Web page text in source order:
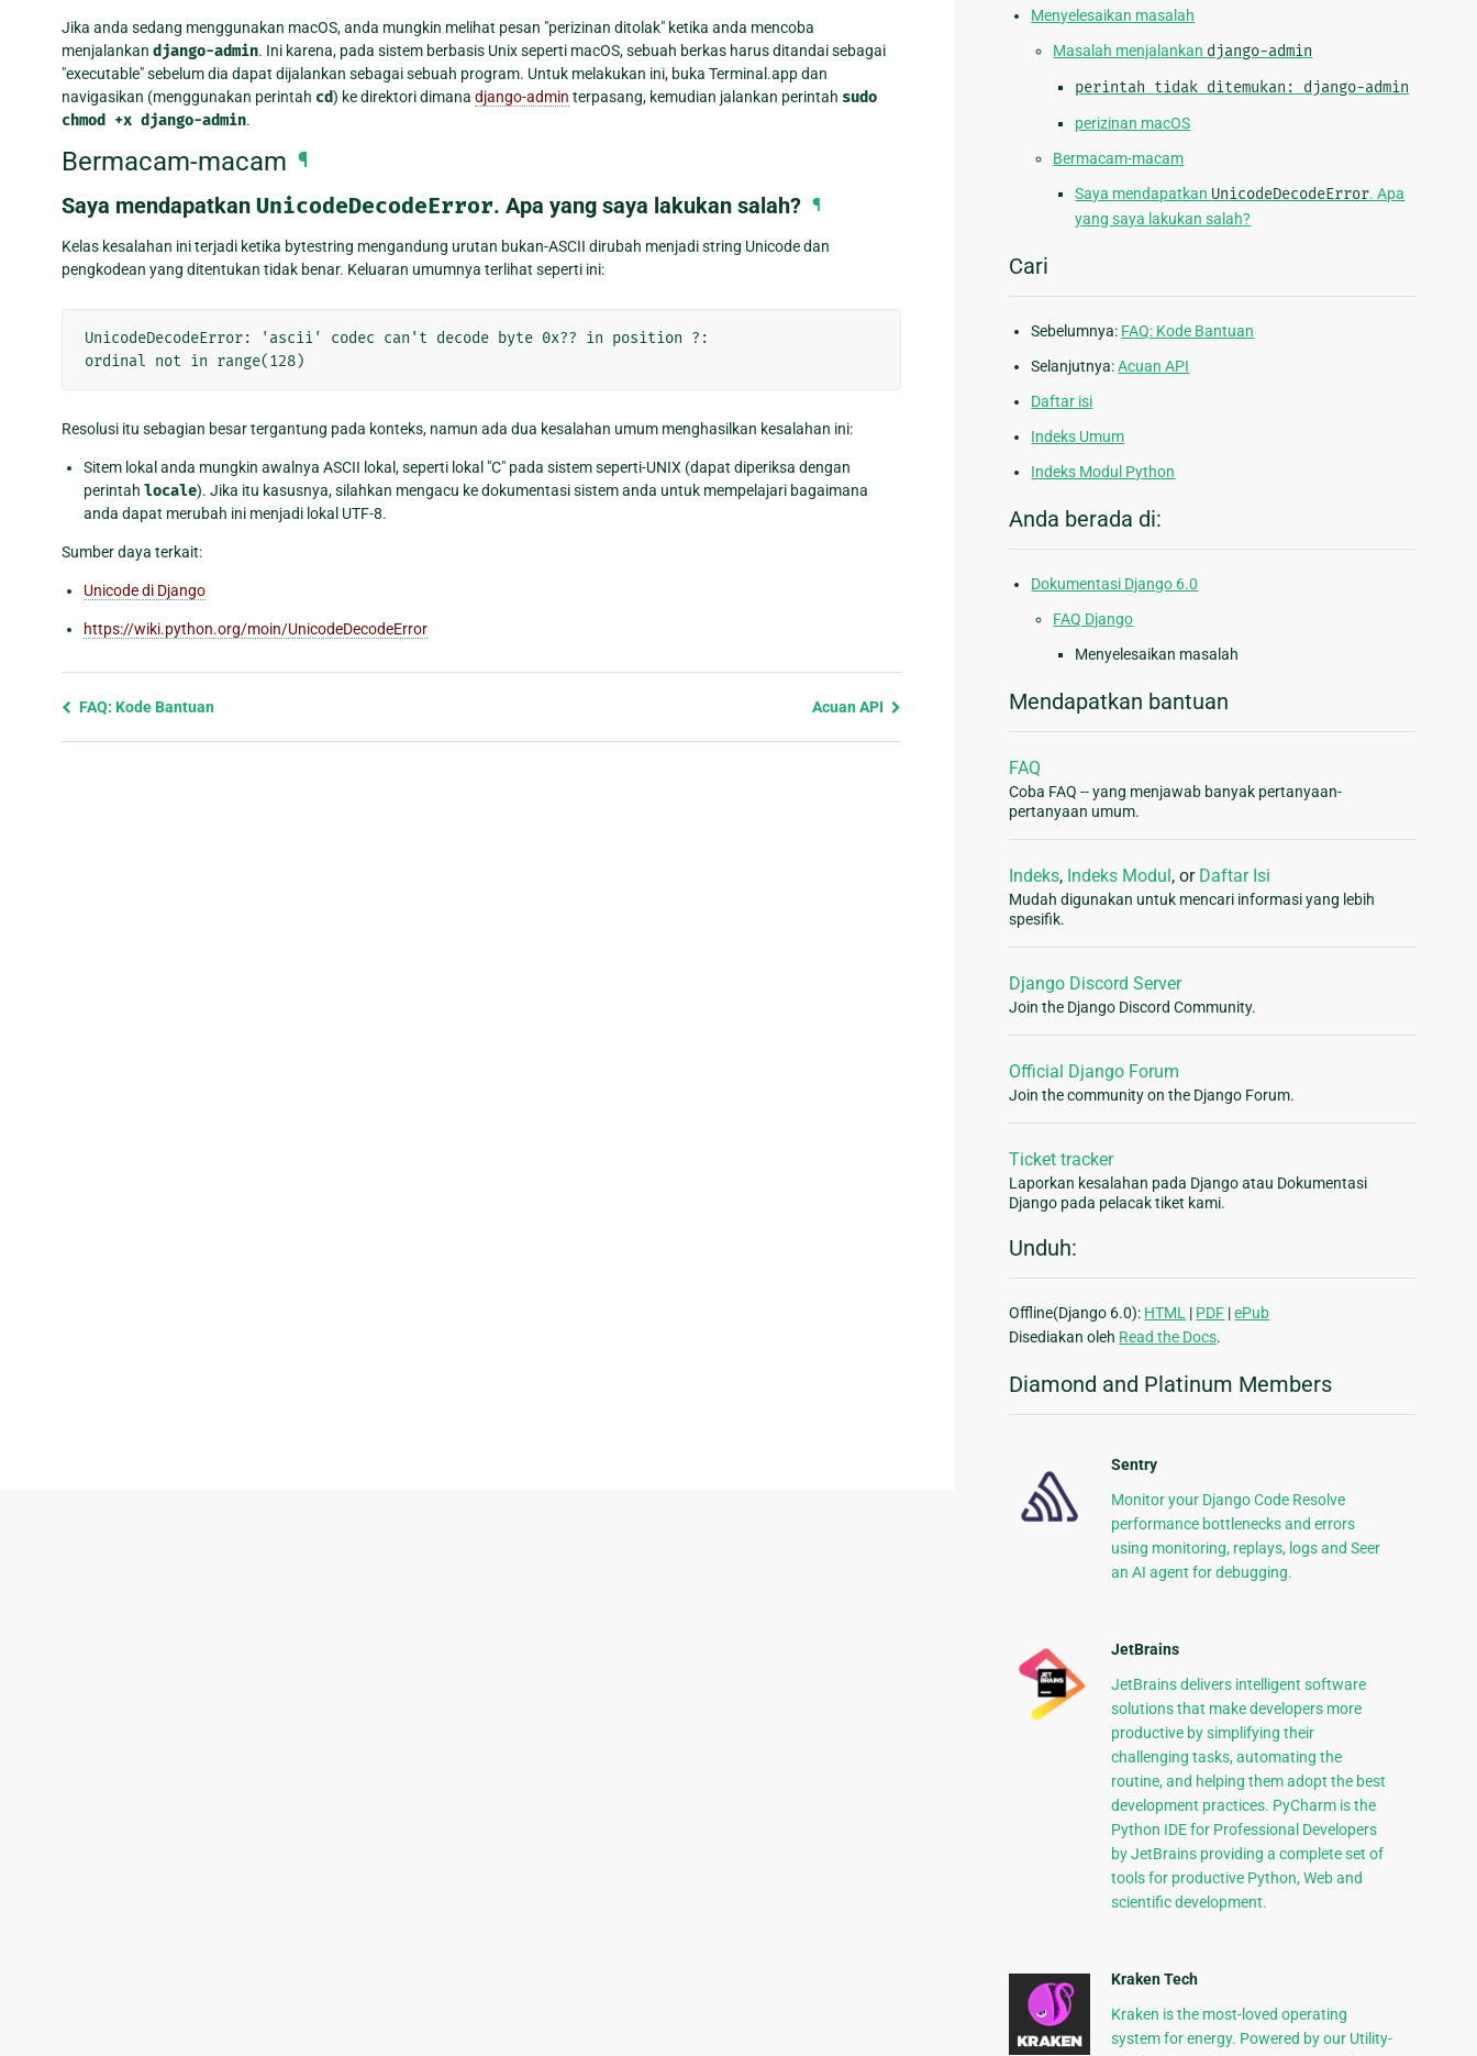
Jika anda sedang menggunakan macOS, anda mungkin melihat pesan "perizinan ditolak" ketika anda mencoba
menjalankan django-admin. Ini karena, pada sistem berbasis Unix seperti macOS, sebuah berkas harus ditandai sebagai
"executable" sebelum dia dapat dijalankan sebagai sebuah program. Untuk melakukan ini, buka Terminal.app dan
navigasikan (menggunakan perintah cd) ke direktori dimana django-admin terpasang, kemudian jalankan perintah sudo
chmod
+x django-admin.
Bermacam-macam ¶
Saya mendapatkan UnicodeDecodeError. Apa yang saya lakukan salah? ¶
Kelas kesalahan ini terjadi ketika bytestring mengandung urutan bukan-ASCII dirubah menjadi string Unicode dan
pengkodean yang ditentukan tidak benar. Keluaran umumnya terlihat seperti ini:
UnicodeDecodeError: 'ascii' codec can't decode byte 0x?? in position ?:
ordinal not in range(128)
Resolusi itu sebagian besar tergantung pada konteks, namun ada dua kesalahan umum menghasilkan kesalahan ini:
Sitem lokal anda mungkin awalnya ASCII lokal, seperti lokal "C" pada sistem seperti-UNIX (dapat diperiksa dengan
perintah locale). Jika itu kasusnya, silahkan mengacu ke dokumentasi sistem anda untuk mempelajari bagaimana
anda dapat merubah ini menjadi lokal UTF-8.
Sumber daya terkait:
Unicode di Django
https://wiki.python.org/moin/UnicodeDecodeError
Previous
FAQ: Kode Bantuan Acuan API
Menyelesaikan masalah
Masalah menjalankan django-admin
perintah tidak ditemukan: django-admin
perizinan macOS
Bermacam-macam
Saya mendapatkan UnicodeDecodeError. Apa
yang saya lakukan salah?
Cari
Sebelumnya: FAQ: Kode Bantuan
Selanjutnya:Acuan API
Daftar isi
Indeks Umum
Indeks Modul Python
Anda berada di:
Dokumentasi Django 6.0
FAQ Django
Menyelesaikan masalah
Mendapatkan bantuan
FAQ
Coba FAQ -- yang menjawab banyak pertanyaan-
pertanyaan umum.
Indeks, Indeks Modul , or Daftar Isi
Mudah digunakan untuk mencari informasi yang lebih
spesifik.
Django Discord Server
Join the Django Discord Community.
Official Django Forum
Join the community on the Django Forum.
Ticket tracker
Laporkan kesalahan pada Django atau Dokumentasi
Django pada pelacak tiket kami.
Unduh:
Offline(Django 6.0): HTML | PDF |ePub
Disediakan oleh Read the Docs.
Diamond and Platinum Members
Sentry
Monitor your Django Code Resolve
performance bottlenecks and errors
using monitoring, replays, logs and Seer
an AI agent for debugging.
JetBrains
JetBrains delivers intelligent software
solutions that make developers more
productive by simplifying their
challenging tasks, automating the
routine, and helping them adopt the best
development practices. PyCharm is the
Python IDE for Professional Developers
by JetBrains providing a complete set of
tools for productive Python, Web and
scientific development.
Kraken Tech
Kraken is the most-loved operating
system for energy. Powered by our Utility-